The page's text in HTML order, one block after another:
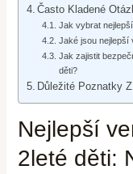
Často Kladené
Jak vybrat
Jaké jsou nejlepší
Jak zajistit
děti?
Důležité Poznatky
Nejlepší
2leté děti: